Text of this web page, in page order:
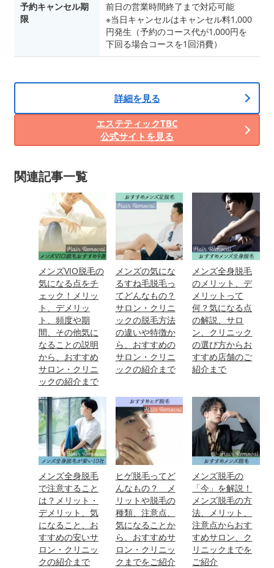
予約キャンセル期
限
前日の営業時間終了まで対応可能
※当日キャンセルはキャンセル料1,000
円発生（予約のコース代が1,000円を
下回る場合コースを1回消費）
詳細を見る
エステティックTBC
公式サイトを見る
関連記事一覧
メンズVIO脱毛の
気になる点をチ
ェック！メリッ
ト、デメリッ
ト、頻度や期
間、その他気に
なることの説明
から、おすすめ
サロン・クリニ
ックの紹介まで
メンズの気にな
るすね毛脱毛っ
てどんなもの？
サロン・クリニ
ックの脱毛方法
の違いや特徴か
ら、おすすめの
サロン・クリニ
ックの紹介まで
メンズ全身脱毛
のメリット、デ
メリットって
何？気になる点
の解説、サロ
ン、クリニック
の選び方からお
すすめ店舗のご
紹介まで
メンズ全身脱毛
で注意すること
は？メリット・
デメリット、気
になること、お
すすめの安いサ
ロン・クリニッ
クの紹介まで
ヒゲ脱毛ってど
んなもの？ メ
リットや脱毛の
種類、注意点、
気になることか
ら、おすすめサ
ロン・クリニッ
クまでをご紹介
メンズ脱毛の
「今」を解説！
メンズ脱毛の方
法、メリット、
注意点からおす
すめサロン、ク
リニックまでを
ご紹介